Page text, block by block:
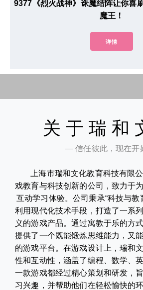
9377《烈火战神》诛魔结阵让你喜
魔王！
详情
关于瑞和
— 信任彼此，现在
上海市瑞和文化教育科技有限
戏教育与科技创新的公司，致力于
互动学习体验。公司秉承“科技与教
利用现代化技术手段，打造了一系
义的游戏产品。通过寓教于乐的方
提供了一个既能锻炼思维能力，又
的游戏平台。在游戏设计上，瑞和
性和互动性，涵盖了编程、数学、
一款游戏都经过精心策划和研发，
习兴趣，并帮助他们在轻松愉快的